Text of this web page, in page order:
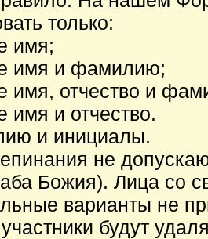
только:
имя;
имя и фамилию;
имя, отчество и
имя и отчество.
и инициалы.
не
Божия). Лица со
варианты не
будут